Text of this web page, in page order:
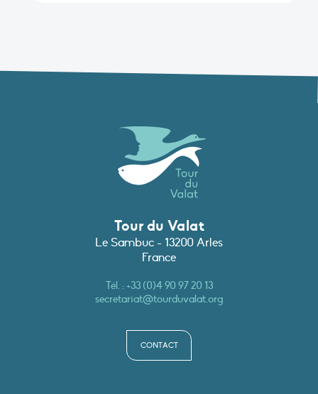
Tour du Valat
Le Sambuc - 13200 Arles
France
Tél. :+33 (0)4 90 97 20 13
secretariat@tourduvalat.org
CONTACT